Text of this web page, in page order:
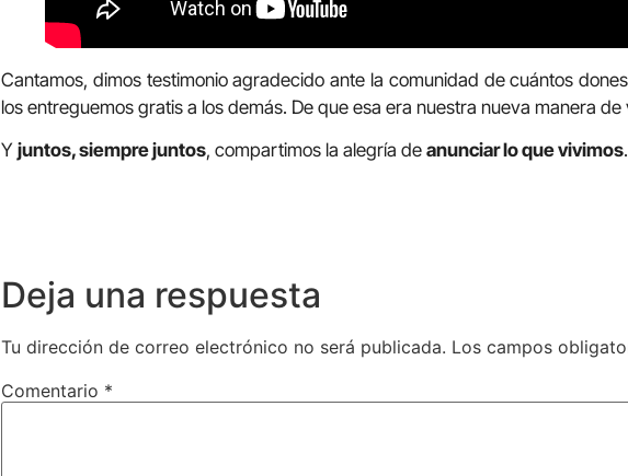
Cantamos, dimos testimonio agradecido ante la comunidad de cuántos
los entreguemos gratis a los demás. De que esa era nuestra nueva manera de
Y juntos, siempre juntos, compartimos la alegría de anunciar lo que vivimos.
Deja una respuesta
Tu dirección de correo electrónico no será publicada. Los campos
Comentario *